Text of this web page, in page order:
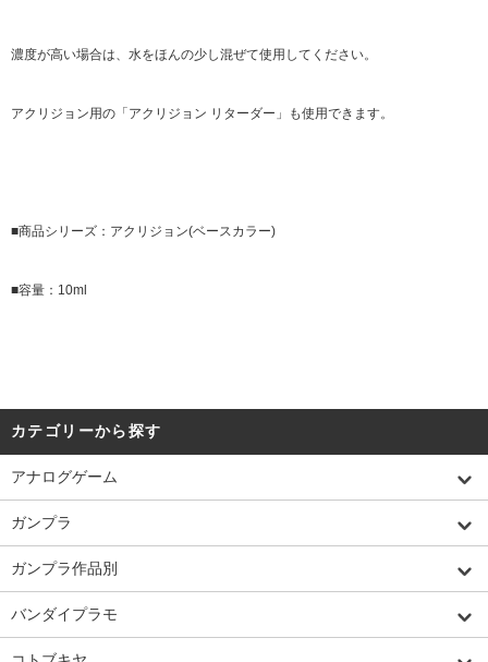
濃度が高い場合は、水をほんの少し混ぜて使用してください。
アクリジョン用の「アクリジョン リターダー」も使用できます。
■商品シリーズ：アクリジョン(ベースカラー)
■容量：10ml
カテゴリーから探す
アナログゲーム
ガンプラ
ガンプラ作品別
バンダイプラモ